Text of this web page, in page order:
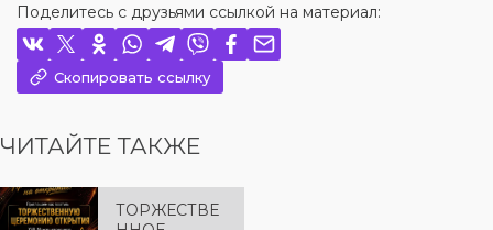
Поделитесь с друзьями ссылкой на материал:
Скопировать ссылку
ЧИТАЙТЕ ТАКЖЕ
ТОРЖЕСТВЕ